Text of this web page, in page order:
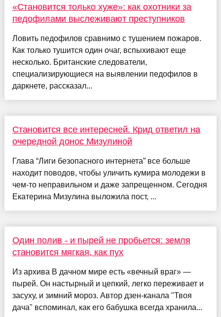
«Становится только хуже»: как охотники за
педофилами выслеживают преступников
Ловить педофилов сравнимо с тушением пожаров.
Как только тушится один очаг, вспыхивают еще
несколько. Британские следователи,
специализирующиеся на выявлении педофилов в
даркнете, рассказал...
Становится все интересней. Крид ответил на
очередной донос Мизулиной
Глава “Лиги безопасного интернета” все больше
находит поводов, чтобы уличить кумира молодежи в
чем-то неправильном и даже запрещенном. Сегодня
Екатерина Мизулина выложила пост, ...
Один полив - и пырей не пробьется: земля
становится мягкая, как пух
Из архива В дачном мире есть «вечный враг» —
пырей. Он настырный и цепкий, легко переживает и
засуху, и зимний мороз. Автор дзен-канала "Твоя
дача" вспоминал, как его бабушка всегда хранила...